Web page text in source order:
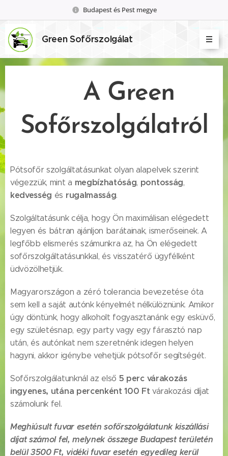
Budapest és Pest megye
Green Sofőrszolgálat
A Green
Sofőrszolgálatról
Pótsofőr szolgáltatásunkat olyan alapelvek szerint
végezzük, mint a megbízhatóság, pontosság,
kedvesség és rugalmasság.
Szolgáltatásunk célja, hogy Ön maximálisan elégedett
legyen és bátran ajánljon barátainak, ismerőseinek. A
legfőbb elismerés számunkra az, ha Ön elégedett
sofőrszolgáltatásunkkal, és visszatérő ügyfélként
üdvözölhetjük.
Magyarországon a zéró tolerancia bevezetése óta
sem kell a saját autónk kényelmét nélkülöznünk. Amikor
úgy döntünk, hogy alkoholt fogyasztanánk egy esküvő,
egy születésnap, egy party vagy egy fárasztó nap
után, és autónkat nem szeretnénk idegen helyen
hagyni, akkor igénybe vehetjük pótsofőr segítségét.
Sofőrszolgálatunknál az első 5 perc várakozás
ingyenes, utána percenként 100 Ft várakozási díjat
számolunk fel.
Meghiúsult fuvar esetén sofőrszolgálatunk kiszállási
díjat számol fel, melynek összege Budapest területén
belül 3500 Ft, vidéki fuvar esetén egyedileg kerül